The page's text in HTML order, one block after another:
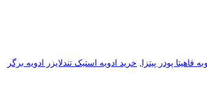
فاهیتا پودر پیتزا
خرید ادویه استیک تندلایزر ادویه برگر